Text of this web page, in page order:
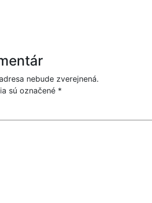
nebude zverejnená.
sú označené *